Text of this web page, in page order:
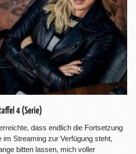
4 (Serie)
dass endlich die Fortsetzung
im Streaming zur Verfügung steht,
bitten lassen, mich voller